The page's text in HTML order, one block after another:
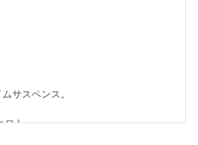
サスペンス。
ロト